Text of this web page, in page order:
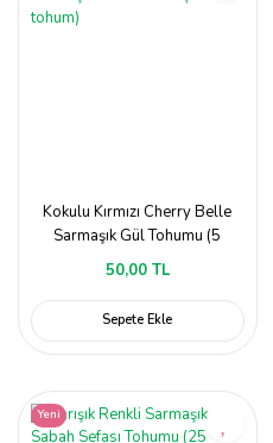
Kokulu Kırmızı Cherry Belle
Sarmaşık Gül Tohumu (5
tohum)
50,00 TL
Sepete Ekle
Yeni